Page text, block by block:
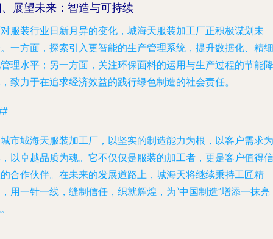
展望未来：智造与可持续
服装行业日新月异的变化，城海天服装加工厂正积极谋划未
一方面，探索引入更智能的生产管理系统，提升数据化、精细
理水平；另一方面，关注环保面料的运用与生产过程的节能降
致力于在追求经济效益的践行绿色制造的社会责任。
市城海天服装加工厂，以坚实的制造能力为根，以客户需求为
以卓越品质为魂。它不仅仅是服装的加工者，更是客户值得信
合作伙伴。在未来的发展道路上，城海天将继续秉持工匠精
用一针一线，缝制信任，织就辉煌，为“中国制造”增添一抹亮